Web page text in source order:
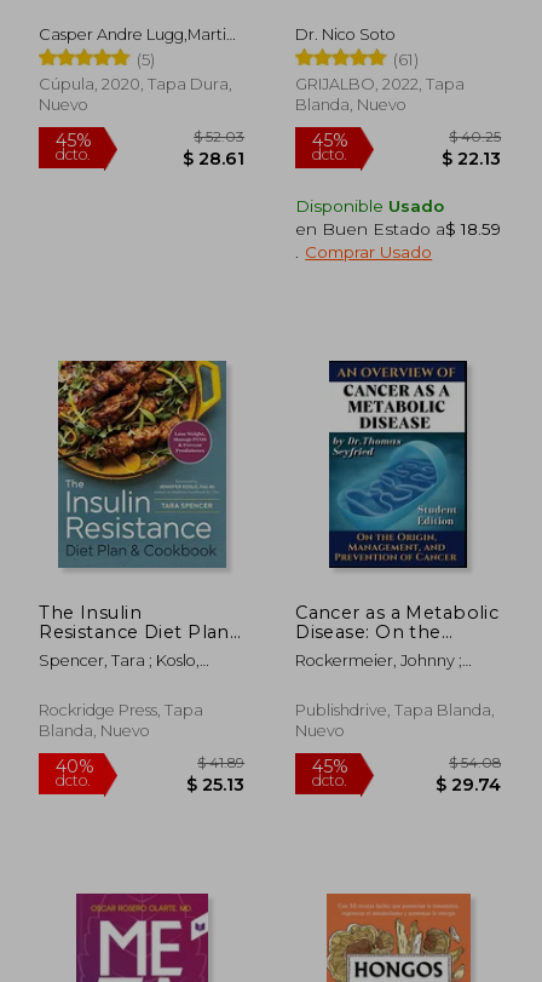
dcto.
Casper Andre Lugg,Martin
Ivar Hveem Fjeld
(5)
Cúpula, 2020, Tapa Dura,
Nuevo
45%
dcto.
$ 52.03
Dr. Nico Soto
(61)
GRIJALBO, 2022, Tapa
Blanda, Nuevo
45%
dcto.
Disponible Usado
en Buen Estado a$ 18.59
Comprar Usado
The Insulin
Resistance Diet Plan
& Cookbook: Lose
Weight, Manage
Prediabetes (en
Inglés)
Spencer, Tara ; Koslo,
Rockridge Press, Tapa
Blanda, Nuevo
Cancer as a Metabolic
Disease: On the
Origin, Management
and Prevention of
Edition (en Inglés)
Rockermeier, Johnny ;
Publishdrive, Tapa Blanda,
Nuevo